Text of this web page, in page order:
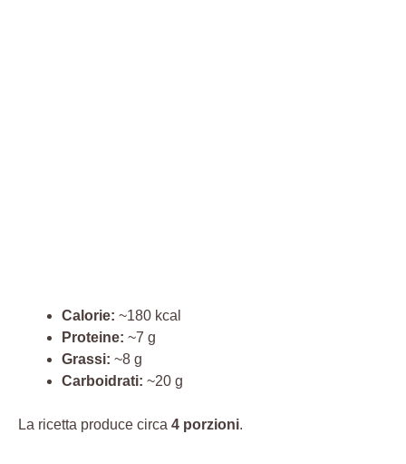
Calorie: ~180 kcal
Proteine: ~7 g
Grassi: ~8 g
Carboidrati: ~20 g
La ricetta produce circa 4 porzioni.